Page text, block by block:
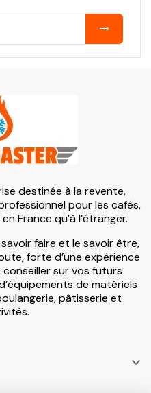
destinée à la revente,
pour les cafés,
France qu’à l’étranger.
faire et le savoir être,
forte d’une expérience
sur vos futurs
de matériels
pâtisserie et
